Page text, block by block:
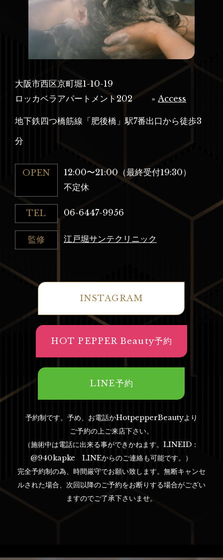
大阪市西区京町堀1-10-19
ロッカベラアパートメント202
»Access
地下鉄四つ橋筋線「肥後橋」駅7番出口から徒歩3
分
OPEN
12:00〜21:00（最終受付19:30）
不定休
TEL 06-6447-9956
監修 江戸堀サンテクリニック
INSTAGRAM
HOT PEPPER Beauty予約
LINE予約
予約制です。予め、お電話かHotpepperBeautyより
ご予約の上ご来店下さい。
（施術中は電話に出来る事ができかねます。LINEID：
@940kapke LINEからのご連絡も可能です。）
完全予約制の為、時間厳守でお願い致します。無断キャンセ
ルされた場合、次回以降のご予約をお断りする場合がござい
ますのでご了承下さいませ。